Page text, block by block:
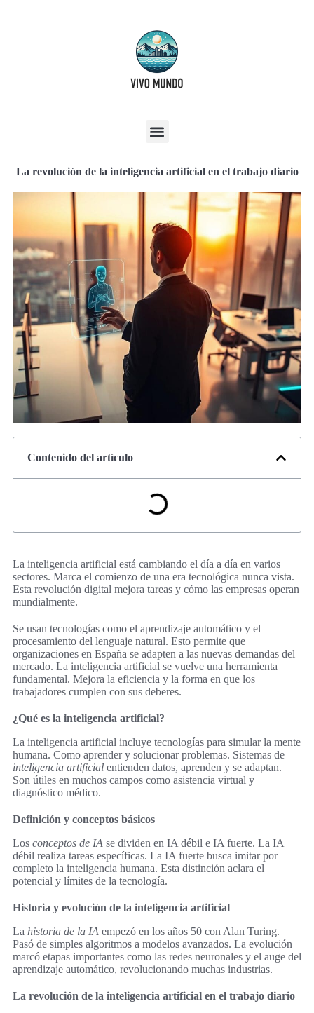
La revolución de la inteligencia artificial en el trabajo diario
Contenido del artículo
La inteligencia artificial está cambiando el día a día en varios
sectores. Marca el comienzo de una era tecnológica nunca vista.
Esta revolución digital mejora tareas y cómo las empresas operan
mundialmente.
Se usan tecnologías como el aprendizaje automático y el
procesamiento del lenguaje natural. Esto permite que
organizaciones en España se adapten a las nuevas demandas del
mercado. La inteligencia artificial se vuelve una herramienta
fundamental. Mejora la eficiencia y la forma en que los
trabajadores cumplen con sus deberes.
¿Qué es la inteligencia artificial?
La inteligencia artificial incluye tecnologías para simular la mente
humana. Como aprender y solucionar problemas. Sistemas de
inteligencia artificial entienden datos, aprenden y se adaptan.
Son útiles en muchos campos como asistencia virtual y
diagnóstico médico.
Definición y conceptos básicos
Los conceptos de IA se dividen en IA débil e IA fuerte. La IA
débil realiza tareas específicas. La IA fuerte busca imitar por
completo la inteligencia humana. Esta distinción aclara el
potencial y límites de la tecnología.
Historia y evolución de la inteligencia artificial
La historia de la IA empezó en los años 50 con Alan Turing.
Pasó de simples algoritmos a modelos avanzados. La evolución
marcó etapas importantes como las redes neuronales y el auge del
aprendizaje automático, revolucionando muchas industrias.
La revolución de la inteligencia artificial en el trabajo diario